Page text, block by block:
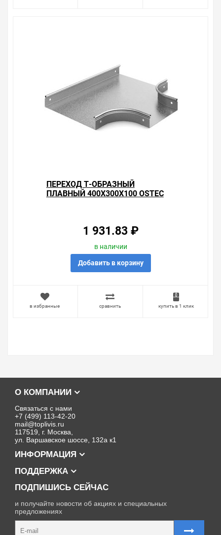
ПЕРЕХОД Т-ОБРАЗНЫЙ
ПЛАВНЫЙ 400Х300Х100 OSTEC
1 931.83 ₽
в наличии
Добавить в корзину
в избранные сравнить купить в 1 клик
О КОМПАНИИ
Связаться с нами
+7 (499) 113-42-20
mail@toplivis.ru
117519, г. Москва,
ул. Варшавское шоссе, 132а к1
ИНФОРМАЦИЯ
ПОДДЕРЖКА
ПОДПИШИСЬ СЕЙЧАС
и получайте новости об акциях и специальных
предложениях